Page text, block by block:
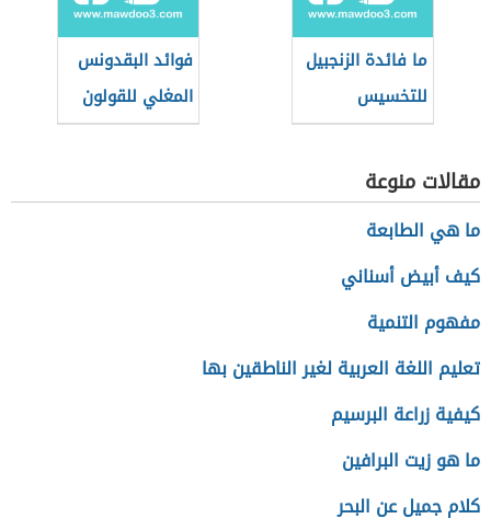
ما فائدة الزنجبيل
للتخسيس
فوائد البقدونس
المغلي للقولون
مقالات منوعة
ما هي الطابعة
كيف أبيض أسناني
مفهوم التنمية
تعليم اللغة العربية لغير الناطقين بها
كيفية زراعة البرسيم
ما هو زيت البرافين
كلام جميل عن البحر